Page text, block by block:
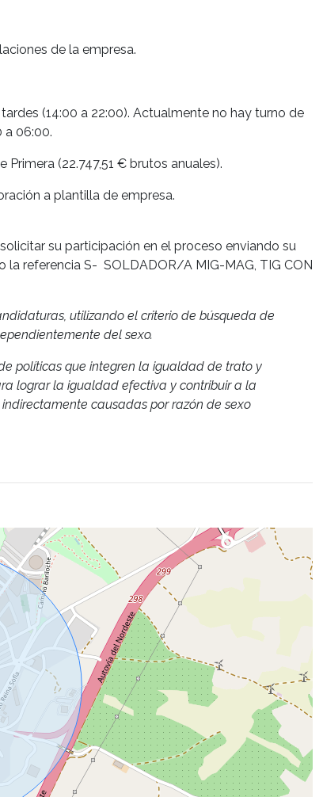
de la empresa.
(14:00 a 22:00). Actualmente no hay turno de
a 06:00.
(22.747,51 € brutos anuales).
a plantilla de empresa.
su participación en el proceso enviando su
la referencia S- SOLDADOR/A MIG-MAG, TIG CON
utilizando el criterio de búsqueda de
del sexo.
políticas que integren la igualdad de trato y
lograr la igualdad efectiva y contribuir a la
causadas por razón de sexo